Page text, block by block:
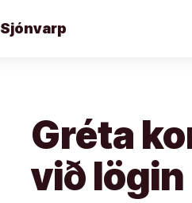
Sjónvarp
Gréta
við lögin